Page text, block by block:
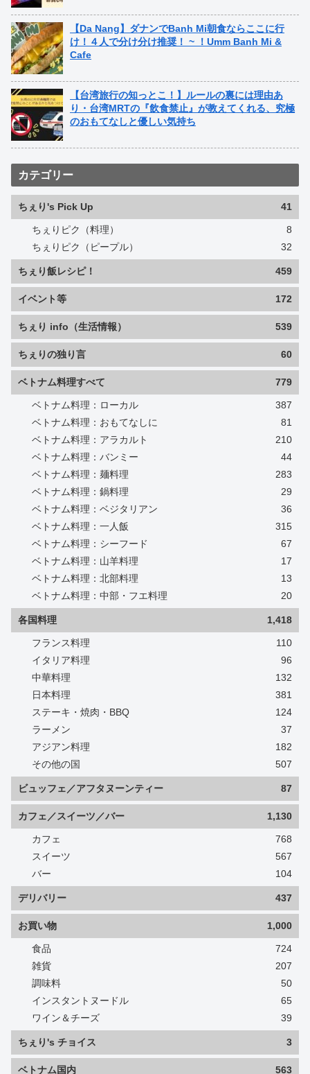
【Da Nang】ダナンでBanh Mi朝食ならここに行
け！４人で分け分け推奨！ ~ ！Umm Banh Mi &
Cafe
【台湾旅行の知っとこ！】ルールの裏には理由あ
り・台湾MRTの『飲食禁止』が教えてくれる、究極
のおもてなしと優しい気持ち
カテゴリー
ちぇり's Pick Up 41
ちぇりピク（料理）
8
ちぇりピク（ピープル）
32
ちぇり飯レシピ！ 459
イベント等 172
ちぇり info（生活情報） 539
ちぇりの独り言 60
ベトナム料理すべて 779
ベトナム料理：ローカル
387
ベトナム料理：おもてなしに
81
ベトナム料理：アラカルト
210
ベトナム料理：バンミー
44
ベトナム料理：麺料理
283
ベトナム料理：鍋料理
29
ベトナム料理：ベジタリアン
36
ベトナム料理：一人飯
315
ベトナム料理：シーフード
67
ベトナム料理：山羊料理
17
ベトナム料理：北部料理
13
ベトナム料理：中部・フエ料理
20
各国料理 1,418
フランス料理
110
イタリア料理
96
中華料理
132
日本料理
381
ステーキ・焼肉・BBQ
124
ラーメン
37
アジアン料理
182
その他の国
507
ビュッフェ／アフタヌーンティー 87
カフェ／スイーツ／バー 1,130
カフェ
768
スイーツ
567
バー
104
デリバリー 437
お買い物 1,000
食品
724
雑貨
207
調味料
50
インスタントヌードル
65
ワイン＆チーズ
39
ちぇり's チョイス 3
ベトナム国内 563